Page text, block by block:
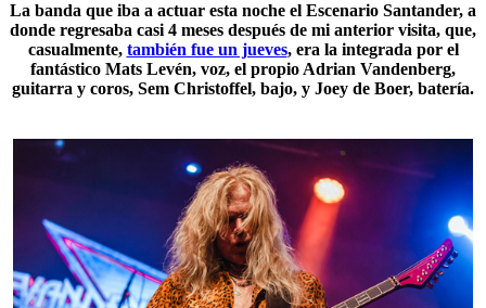
La banda que iba a actuar esta noche el Escenario Santander, a
donde regresaba casi 4 meses después de mi anterior visita, que,
casualmente, también fue un jueves, era la integrada por el
fantástico Mats Levén, voz, el propio Adrian Vandenberg,
guitarra y coros, Sem Christoffel, bajo, y Joey de Boer, batería.